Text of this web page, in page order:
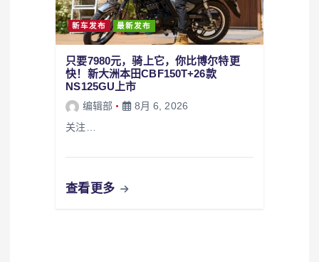
新车发布 最新发布
只要7980元，骑上它，你比博尔特更
快！新大洲本田CBF150T+26款
NS125GU上市
编辑部
8月 6, 2026
关注…
查看更多